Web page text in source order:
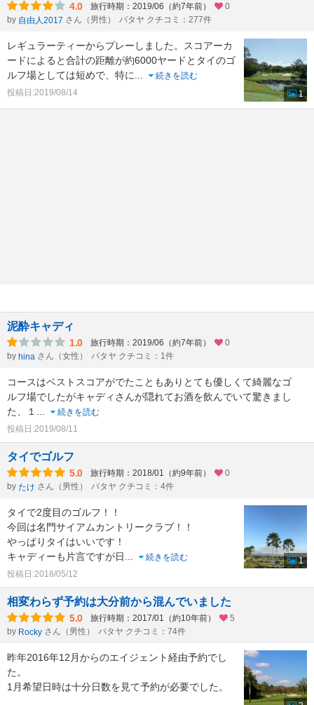
4.0 旅行時期：2019/06（約7年前）
0
by 自由人2017 さん（男性） パタヤ クチコミ：277件
レギュラーティーからプレーしました。スコアーカ
ードによると合計の距離が約6000ヤードとタイのゴ
ルフ場としては短めで、特に
続きを読む
投稿日:2019/08/14
1
泥酔キャディ
1.0 旅行時期：2019/06（約7年前）
0
by hina さん（女性） パタヤ クチコミ：1件
コースはベストスコアがでたこともありとても優しくて綺麗なゴ
ルフ場でしたがキャディさんが隠れてお酒を飲んでいて驚きまし
た、１
続きを読む
投稿日:2019/08/11
タイでゴルフ
5.0 旅行時期：2018/01（約9年前）
0
by たけ さん（男性） パタヤ クチコミ：4件
タイで2度目のゴルフ！！
今回は名門サイアムカントリークラブ！！
やっぱりタイはいいです！
キャディーも片言ですが日
続きを読む
投稿日:2018/05/12
1
相変わらず予約は大分前から混んでいました
5.0 旅行時期：2017/01（約10年前）
5
by Rocky さん（男性） パタヤ クチコミ：74件
昨年2016年12月からのエイジェント経由予約でし
た。
1月希望日時は十分日数を見て予約が必要でした。